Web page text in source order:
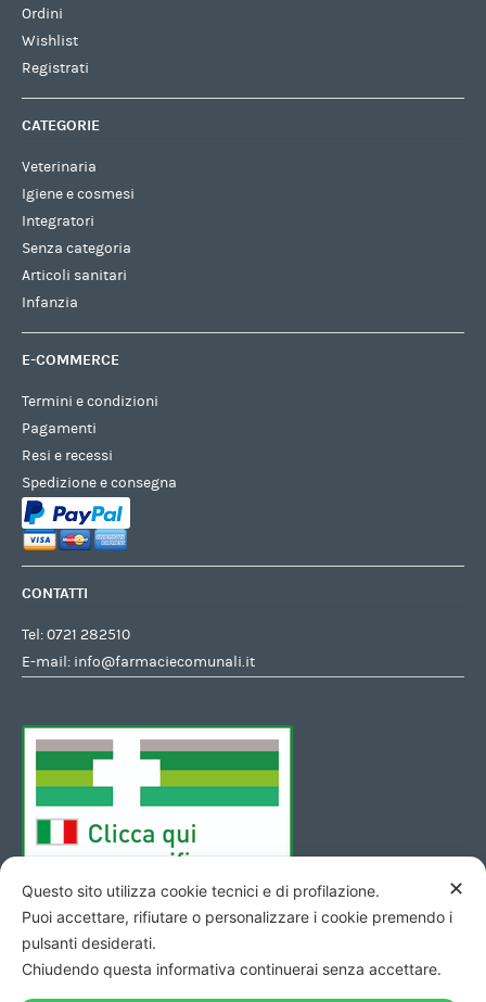
Ordini
Wishlist
Registrati
CATEGORIE
Veterinaria
Igiene e cosmesi
Integratori
Senza categoria
Articoli sanitari
Infanzia
E-COMMERCE
Termini e condizioni
Pagamenti
Resi e recessi
Spedizione e consegna
CONTATTI
Tel:0721 282510
E-mail: info@farmaciecomunali.it
✕
Questo sito utilizza cookie tecnici e di profilazione.
Puoi accettare, rifiutare o personalizzare i cookie premendo i
pulsanti desiderati.
Chiudendo questa informativa continuerai senza accettare.